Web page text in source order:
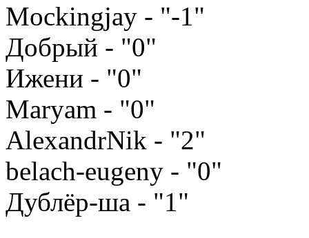
Mockingjay - "-1"
Добрый - "0"
Ижени - "0"
Maryam - "0"
AlexandrNik - "2"
belach-eugeny - "0"
Дублёр-ша - "1"